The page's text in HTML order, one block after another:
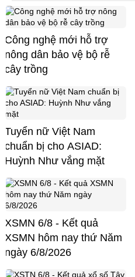
Công nghệ mới hỗ trợ
nông dân bảo vệ bộ rễ
cây trồng
Tuyển nữ Việt Nam
chuẩn bị cho ASIAD:
Huỳnh Như vắng mặt
XSMN 6/8 - Kết quả
XSMN hôm nay thứ Năm
ngày 6/8/2026